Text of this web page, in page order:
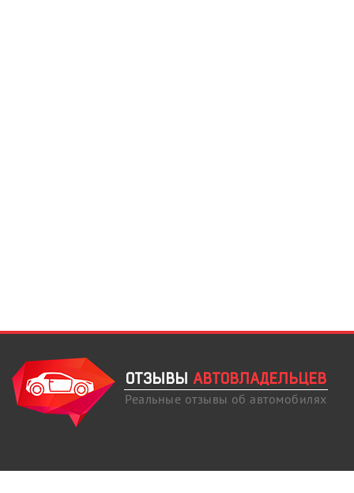
ОТЗЫВЫ АВТОВЛАДЕЛЬЦЕВ
Реальные отзывы об автомобилях